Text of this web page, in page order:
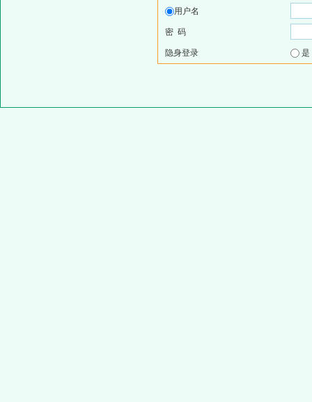
用户名
密 码
隐身登录